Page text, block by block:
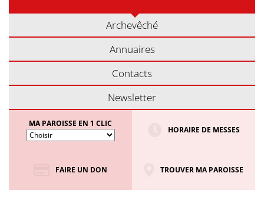
Archevêché
Annuaires
Contacts
Newsletter
MA PAROISSE EN 1 CLIC
HORAIRE DE MESSES
FAIRE UN DON TROUVER MA PAROISSE